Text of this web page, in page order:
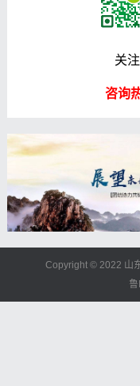
关
咨询
Copyright © 2022 山